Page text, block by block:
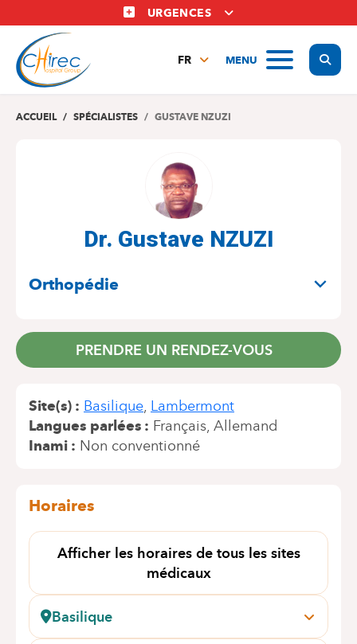
au
contenu
principal
URGENCES
MENU
FR
EN
ACCUEIL SPÉCIALISTES GUSTAVE NZUZI
Dr. Gustave NZUZI
Orthopédie
PRENDRE UN RENDEZ-VOUS
Site(s) Basilique Lambermont
Langues parlées
Français Allemand
Inami
Non conventionné
Horaires
Afficher les horaires de tous les sites
médicaux
Basilique
Pangaert, 37-47